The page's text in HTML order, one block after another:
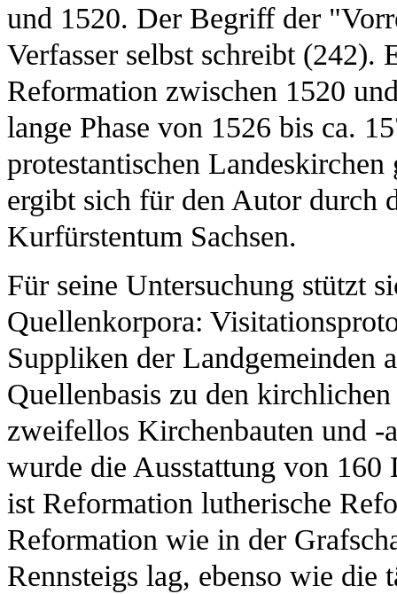
und 1520. Der Begriff der
Verfasser selbst schreibt (242).
Reformation zwischen 1520
lange Phase von 1526 bis ca.
protestantischen
ergibt sich für den Autor durch
Kurfürstentum Sachsen.
Für seine Untersuchung stützt
Quellenkorpora:
Suppliken der Landgemeinden
Quellenbasis zu den
zweifellos Kirchenbauten und -
wurde die Ausstattung von
ist Reformation lutherische
Reformation wie in der
Rennsteigs lag, ebenso wie die